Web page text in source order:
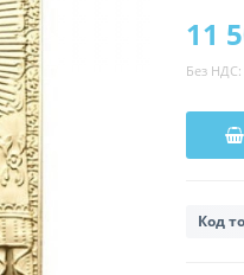
11
Без НДС:
Код